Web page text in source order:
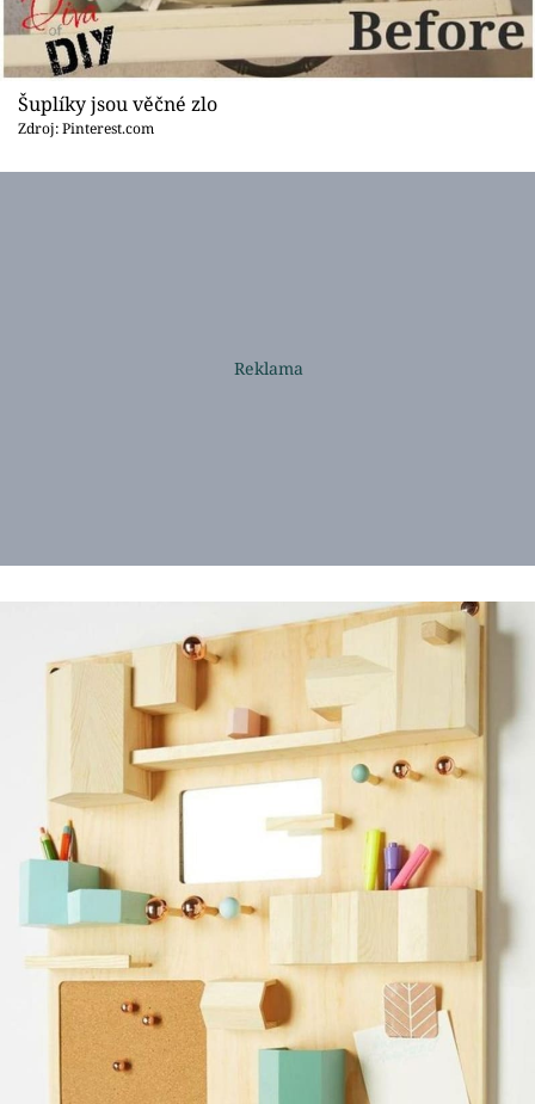
Šuplíky jsou věčné zlo
Zdroj: Pinterest.com